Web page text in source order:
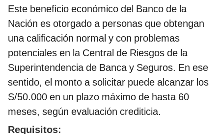
Este beneficio económico del Banco de la
Nación es otorgado a personas que obtengan
una calificación normal y con problemas
potenciales en la Central de Riesgos de la
Superintendencia de Banca y Seguros. En ese
sentido, el monto a solicitar puede alcanzar los
S/50.000 en un plazo máximo de hasta 60
meses, según evaluación crediticia.
Requisitos: